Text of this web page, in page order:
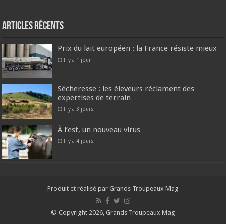
Articles récents
Prix du lait européen : la France résiste mieux
Il y a 1 jour
Sécheresse : les éleveurs réclament des
expertises de terrain
Il y a 3 jours
À l’est, un nouveau virus
Il y a 4 jours
Produit et réalisé par Grands Troupeaux Mag
© Copyright 2026, Grands Troupeaux Mag